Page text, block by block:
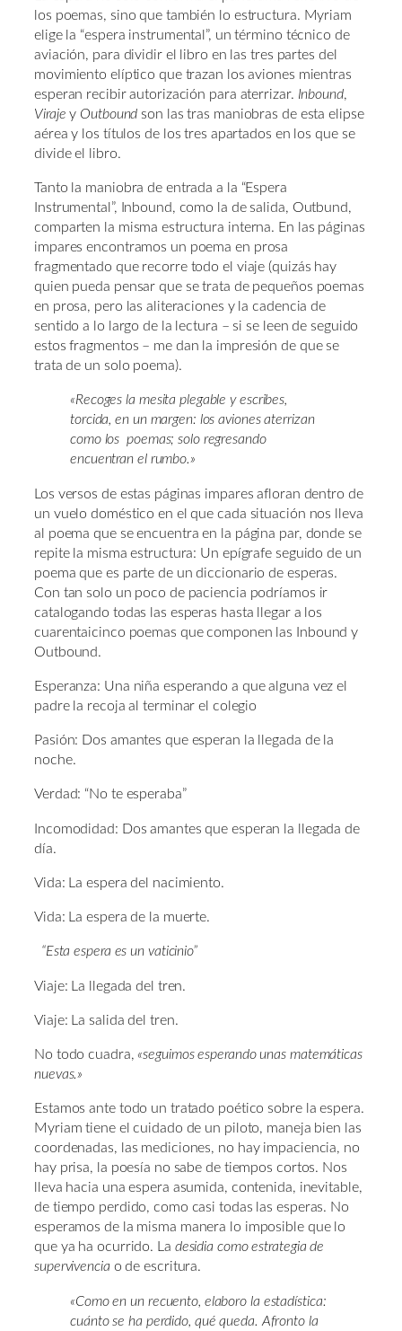
los poemas, sino que también lo estructura. Myriam
elige la “espera instrumental”, un término técnico de
aviación, para dividir el libro en las tres partes del
movimiento elíptico que trazan los aviones mientras
esperan recibir autorización para aterrizar. Inbound,
Viraje y Outbound son las tras maniobras de esta elipse
aérea y los títulos de los tres apartados en los que se
divide el libro.
Tanto la maniobra de entrada a la “Espera
Instrumental”, Inbound, como la de salida, Outbund,
comparten la misma estructura interna. En las páginas
impares encontramos un poema en prosa
fragmentado que recorre todo el viaje (quizás hay
quien pueda pensar que se trata de pequeños poemas
en prosa, pero las aliteraciones y la cadencia de
sentido a lo largo de la lectura – si se leen de seguido
estos fragmentos – me dan la impresión de que se
trata de un solo poema).
«Recoges la mesita plegable y escribes,
torcida, en un margen: los aviones aterrizan
como los poemas; solo regresando
encuentran el rumbo.»
Los versos de estas páginas impares afloran dentro de
un vuelo doméstico en el que cada situación nos lleva
al poema que se encuentra en la página par, donde se
repite la misma estructura: Un epígrafe seguido de un
poema que es parte de un diccionario de esperas.
Con tan solo un poco de paciencia podríamos ir
catalogando todas las esperas hasta llegar a los
cuarentaicinco poemas que componen las Inbound y
Outbound.
Esperanza: Una niña esperando a que alguna vez el
padre la recoja al terminar el colegio
Pasión: Dos amantes que esperan la llegada de la
noche.
Verdad: “No te esperaba”
Incomodidad: Dos amantes que esperan la llegada de
día.
Vida: La espera del nacimiento.
Vida: La espera de la muerte.
“Esta espera es un vaticinio”
Viaje: La llegada del tren.
Viaje: La salida del tren.
No todo cuadra, «seguimos esperando unas matemáticas
nuevas.»
Estamos ante todo un tratado poético sobre la espera.
Myriam tiene el cuidado de un piloto, maneja bien las
coordenadas, las mediciones, no hay impaciencia, no
hay prisa, la poesía no sabe de tiempos cortos. Nos
lleva hacia una espera asumida, contenida, inevitable,
de tiempo perdido, como casi todas las esperas. No
esperamos de la misma manera lo imposible que lo
que ya ha ocurrido. La desidia como estrategia de
supervivencia o de escritura.
«Como en un recuento, elaboro la estadística:
cuánto se ha perdido, qué queda. Afronto la